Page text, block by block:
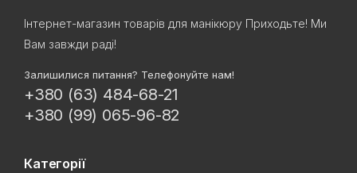
Інтернет-магазин товарів для манікюру Приходьте! Ми
Вам завжди раді!
Залишилися питання? Телефонуйте нам!
+380 (63) 484-68-21
+380 (99) 065-96-82
Категорії